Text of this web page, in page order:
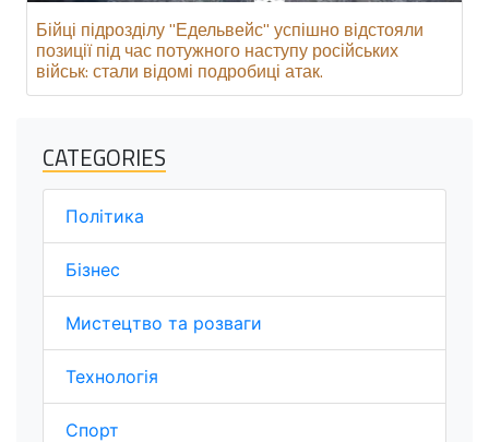
Бійці підрозділу "Едельвейс" успішно відстояли
позиції під час потужного наступу російських
військ: стали відомі подробиці атак.
CATEGORIES
Політика
Бізнес
Мистецтво та розваги
Технологія
Спорт